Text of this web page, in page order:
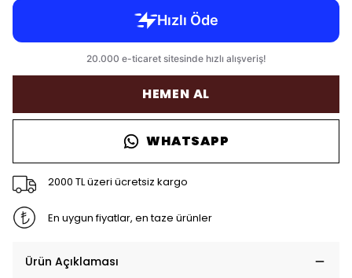
HEMEN AL
WHATSAPP
2000 TL üzeri ücretsiz kargo
En uygun fiyatlar, en taze ürünler
Ürün Açıklaması